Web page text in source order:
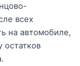
всех
на автомобиле,
остатков